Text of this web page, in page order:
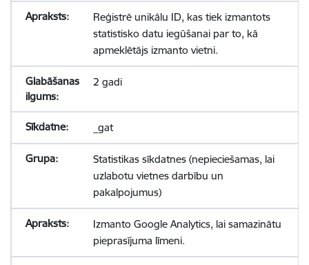
Reģistrē unikālu ID, kas tiek izmantots
statistisko datu iegūšanai par to, kā
apmeklētājs izmanto vietni.
2 gadi
_gat
Statistikas sīkdatnes (nepieciešamas, lai
uzlabotu vietnes darbību un
pakalpojumus)
Izmanto Google Analytics, lai samazinātu
pieprasījuma līmeni.